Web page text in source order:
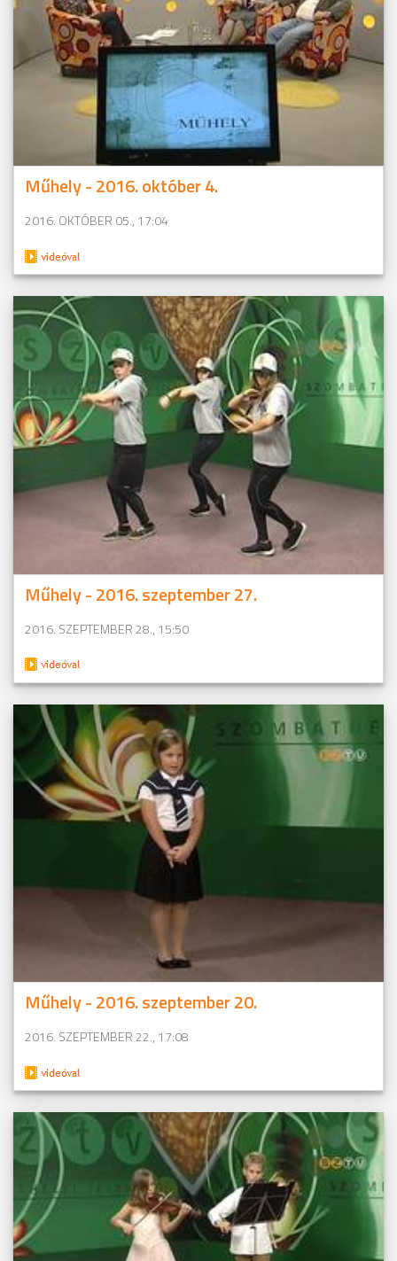
Műhely - 2016. október 4.
2016. OKTÓBER 05., 17:04
Műhely - 2016. szeptember 27.
2016. SZEPTEMBER 28., 15:50
Műhely - 2016. szeptember 20.
2016. SZEPTEMBER 22., 17:08